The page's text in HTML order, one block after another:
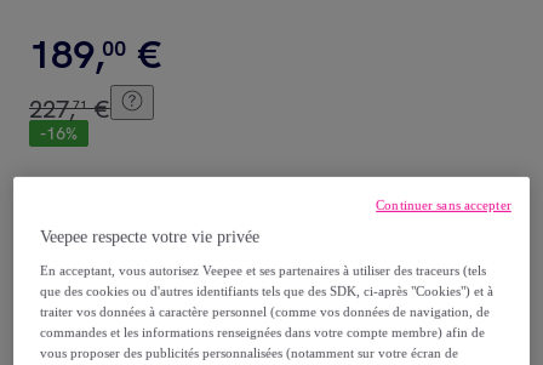
189,00 €
227,71 €
-16%
,
voir les conditions.
Vendu parHabitat et Jardin
Veepee respecte votre vie privée
En acceptant, vous autorisez Veepee et ses partenaires à utiliser des traceurs (tels
que des cookies ou d'autres identifiants tels que des SDK, ci-après "Cookies") et à
traiter vos données à caractère personnel (comme vos données de navigation, de
commandes et les informations renseignées dans votre compte membre) afin de
vous proposer des publicités personnalisées (notamment sur votre écran de
Continuer sans accepter